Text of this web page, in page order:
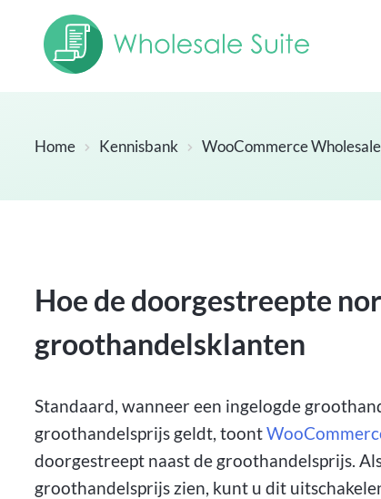
Home Kennisbank WooCommerce
Hoe de doorgestreepte
groothandelsklanten
Standaard, wanneer een ingelogde
groothandelsprijs geldt, toont
doorgestreept naast de groothandelsprijs.
groothandelsprijs zien, kunt u dit